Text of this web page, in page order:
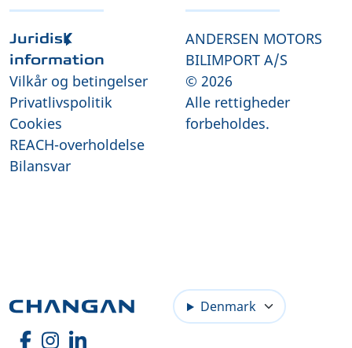
Juridisk
information
Vilkår og betingelser
Privatlivspolitik
Cookies
REACH-overholdelse
Bilansvar
ANDERSEN MOTORS
BILIMPORT A/S
© 2026
Alle rettigheder
forbeholdes.
Denmark